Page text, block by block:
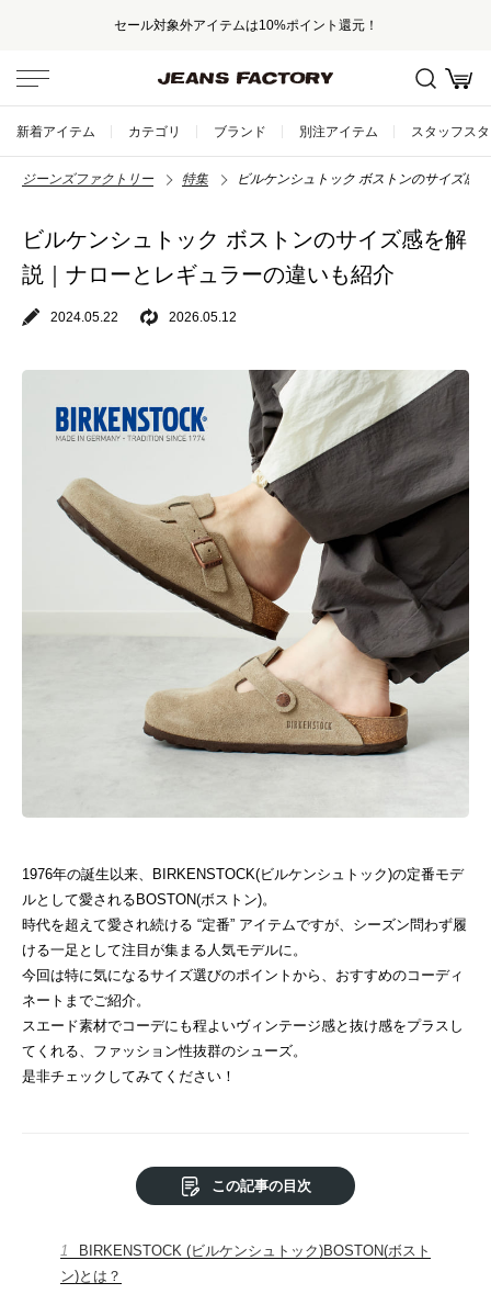
セール対象外アイテムは10%ポイント還元！
新着アイテム カテゴリ ブランド 別注アイテム スタッフス
ジーンズファクトリー 特集 ビルケンシュトック ボストンのサイズ感
ビルケンシュトック ボストンのサイズ感を解
説｜ナローとレギュラーの違いも紹介
2024.05.22 2026.05.12
1976年の誕生以来、BIRKENSTOCK(ビルケンシュトック)の定番モデ
ルとして愛されるBOSTON(ボストン)。
時代を超えて愛され続ける “定番” アイテムですが、シーズン問わず履
ける一足として注目が集まる人気モデルに。
今回は特に気になるサイズ選びのポイントから、おすすめのコーディ
ネートまでご紹介。
スエード素材でコーデにも程よいヴィンテージ感と抜け感をプラスし
てくれる、ファッション性抜群のシューズ。
是非チェックしてみてください！
この記事の目次
1
BIRKENSTOCK (ビルケンシュトック)BOSTON(ボスト
ン)とは？